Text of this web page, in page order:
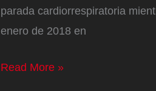
parada cardiorrespiratoria
enero de 2018 en
Los
Read More »